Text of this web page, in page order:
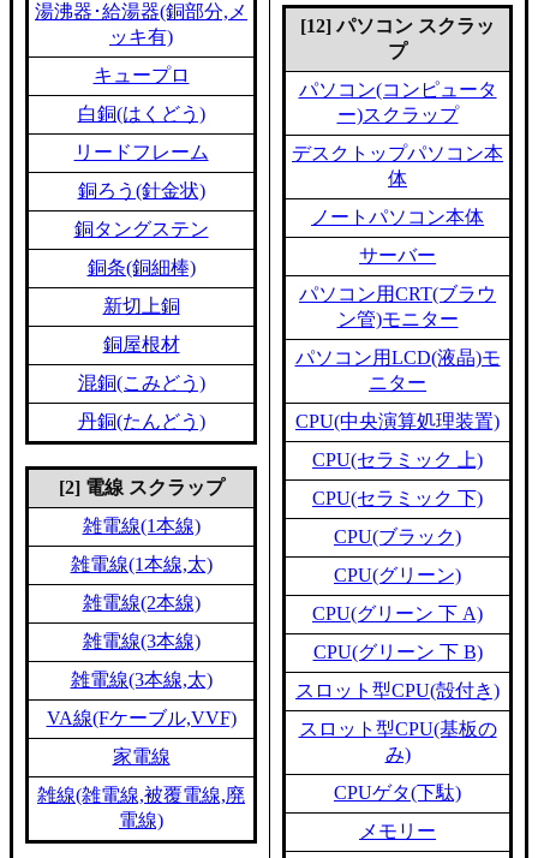
湯沸器･給湯器(銅部分,メ
ッキ有)
キュープロ
白銅(はくどう)
リードフレーム
銅ろう(針金状)
銅タングステン
銅条(銅細棒)
新切上銅
銅屋根材
混銅(こみどう)
丹銅(たんどう)
[2] 電線 スクラップ
雑電線(1本線)
雑電線(1本線,太)
雑電線(2本線)
雑電線(3本線)
雑電線(3本線,太)
VA線(Fケーブル,VVF)
家電線
雑線(雑電線,被覆電線,廃
電線)
[12] パソコン スクラッ
プ
パソコン(コンピュータ
ー)スクラップ
デスクトップパソコン本
体
ノートパソコン本体
サーバー
パソコン用CRT(ブラウ
ン管)モニター
パソコン用LCD(液晶)モ
ニター
CPU(中央演算処理装置)
CPU(セラミック 上)
CPU(セラミック 下)
CPU(ブラック)
CPU(グリーン)
CPU(グリーン 下 A)
CPU(グリーン 下 B)
スロット型CPU(殻付き)
スロット型CPU(基板の
み)
CPUゲタ(下駄)
メモリー